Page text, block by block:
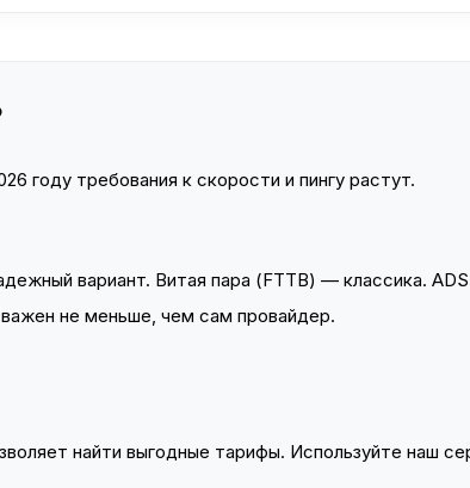
году требования к скорости и пингу растут.
вариант. Витая пара (FTTB) — классика.
не меньше, чем сам провайдер.
найти выгодные тарифы. Используйте наш